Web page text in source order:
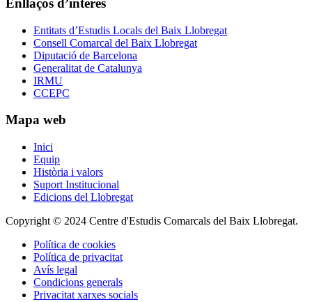
Enllaços d’interès
Entitats d’Estudis Locals del Baix Llobregat
Consell Comarcal del Baix Llobregat
Diputació de Barcelona
Generalitat de Catalunya
IRMU
CCEPC
Mapa web
Inici
Equip
Història i valors
Suport Institucional
Edicions del Llobregat
Copyright © 2024 Centre d'Estudis Comarcals del Baix Llobregat.
Política de cookies
Política de privacitat
Avís legal
Condicions generals
Privacitat xarxes socials